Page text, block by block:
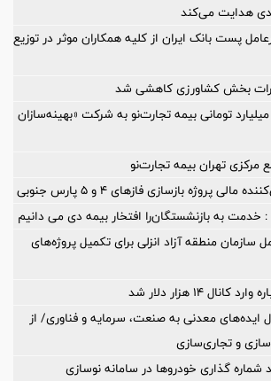
هدایت می‌کند
پست بانک ایران از کلیه همکاران موثر در توزیع
بخش کشاورزی کاهشی شد
پرداخت خسارت ۶ میلیارد تومانی بیمه تجارت‌نو به شرکت «بهینه‌سازان
مرکزی تهران بیمه تجارت‌نو
پروژه بازسازی فازهای ۴ و ۵ پارس جنوبی
خدمت به بازنشستگان‌را افتخار بیمه دی می دانیم
سازمان منطقه آزاد انزلی برای تكمیل پروژه‌های
۱۴ هزار دلار شد
ایده‌های معدنی به صنعت، سرمایه و فناوری/ از
و تجاری‌سازی
شماره گذاری خودروها در سامانه نوسازی